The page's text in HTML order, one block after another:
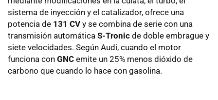
sistema de inyección y el catalizador, ofrece una
potencia de 131 CV y se combina de serie con una
transmisión automática S-Tronic de doble embrague y
siete velocidades. Según Audi, cuando el motor
funciona con GNC emite un 25% menos dióxido de
carbono que cuando lo hace con gasolina.